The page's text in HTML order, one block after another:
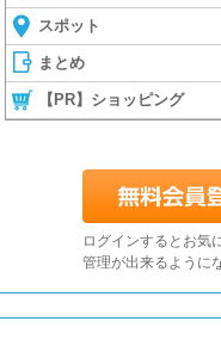
スポット
まとめ
【PR】ショッピング
ログインするとお気
管理が出来るように